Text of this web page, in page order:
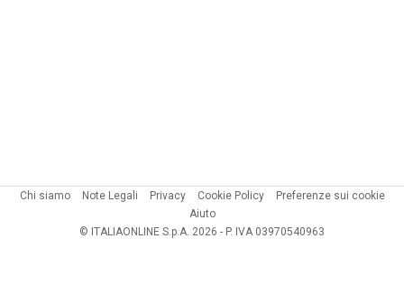
Chi siamo Note Legali Privacy Cookie Policy
Preferenze sui cookie
Aiuto
© ITALIAONLINE S.p.A. 2026 - P. IVA 03970540963